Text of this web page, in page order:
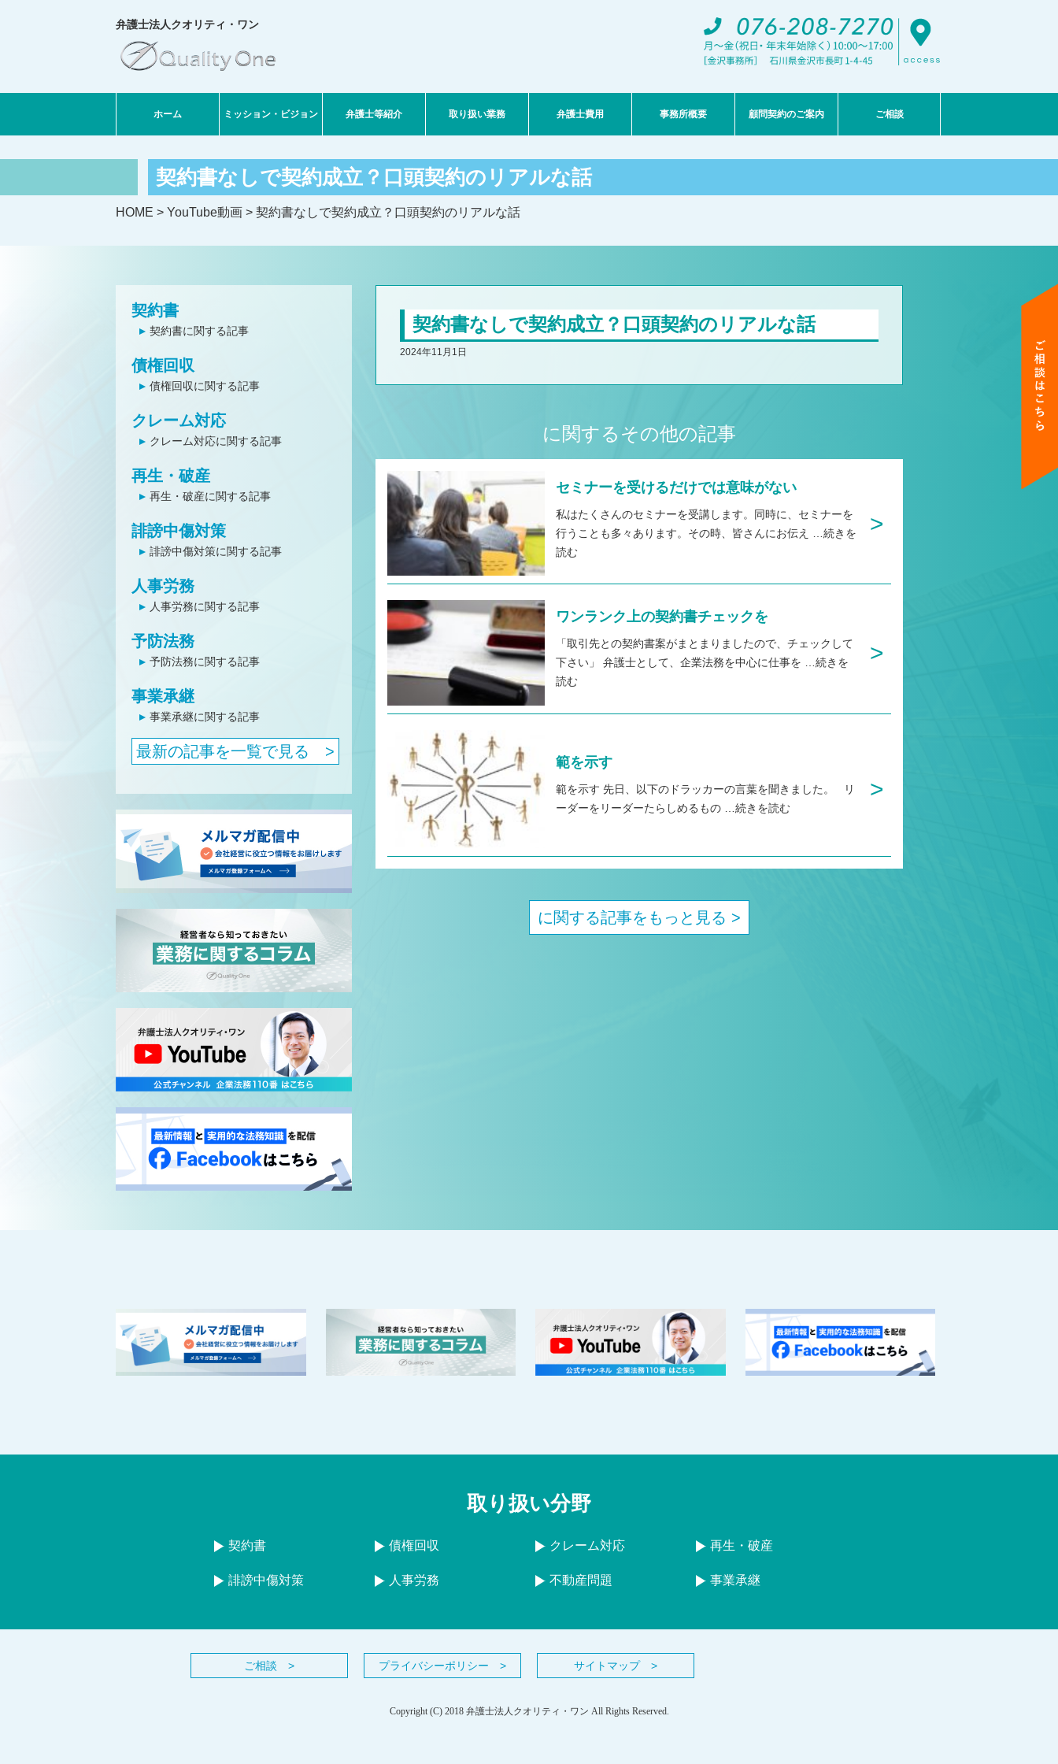
弁護士法人クオリティ・ワン
ホーム ミッション・ビジョン 弁護士等紹介 取り扱い業務 弁護士費用 事務所概要 顧問契約のご案内 ご相談
契約書なしで契約成立？口頭契約のリアルな話
HOME > YouTube動画 > 契約書なしで契約成立？口頭契約のリアルな話
契約書
契約書に関する記事
債権回収
債権回収に関する記事
クレーム対応
クレーム対応に関する記事
再生・破産
再生・破産に関する記事
誹謗中傷対策
誹謗中傷対策に関する記事
人事労務
人事労務に関する記事
予防法務
予防法務に関する記事
事業承継
事業承継に関する記事
最新の記事を一覧で見る >
契約書なしで契約成立？口頭契約のリアルな話
2024年11月1日
に関するその他の記事
セミナーを受けるだけでは意味がない
私はたくさんのセミナーを受講します。同時に、セミナーを
行うことも多々あります。その時、皆さんにお伝え
…続きを
読む
>
ワンランク上の契約書チェックを
「取引先との契約書案がまとまりましたので、チェックして
下さい」 弁護士として、企業法務を中心に仕事を
…続きを
読む
>
範を示す
範を示す 先日、以下のドラッカーの言葉を聞きました。 リ
ーダーをリーダーたらしめるもの
…続きを読む
>
に関する記事をもっと見る >
取り扱い分野
契約書 債権回収 クレーム対応 再生・破産
誹謗中傷対策 人事労務 不動産問題 事業承継
ご相談 > プライバシーポリシー > サイトマップ >
Copyright (C) 2018 弁護士法人クオリティ・ワン All Rights Reserved.